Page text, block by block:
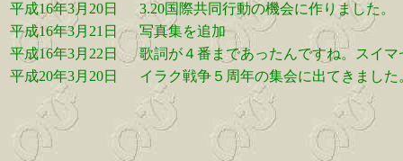
平成16年3月20日
3.20国際共同行動の機会に作りました。
平成16年3月21日
写真集を追加
平成16年3月22日
歌詞が４番まであったんですね。スイ
平成20年3月20日
イラク戦争５周年の集会に出てきました